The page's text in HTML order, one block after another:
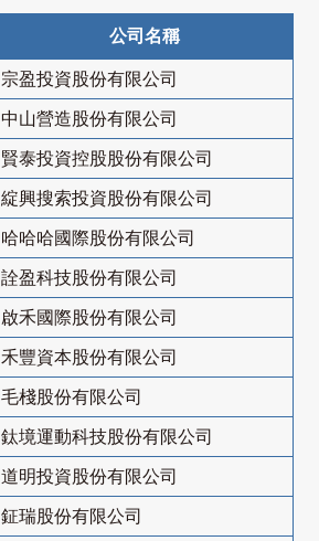
公司名稱
宗盈投資股份有限公司
中山營造股份有限公司
賢泰投資控股股份有限公司
綻興搜索投資股份有限公司
哈哈哈國際股份有限公司
詮盈科技股份有限公司
啟禾國際股份有限公司
禾豐資本股份有限公司
毛棧股份有限公司
鈦境運動科技股份有限公司
道明投資股份有限公司
鉦瑞股份有限公司